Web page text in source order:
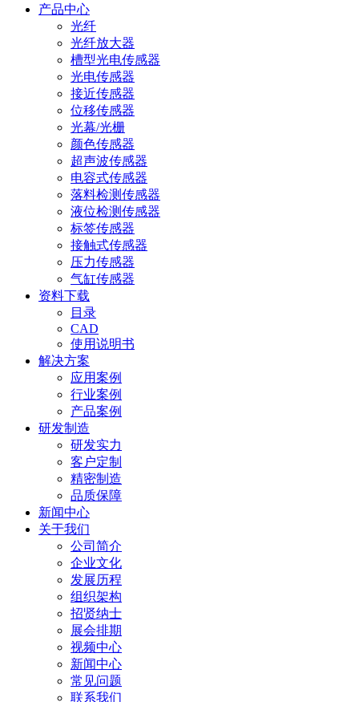
产品中心
光纤
光纤放大器
槽型光电传感器
光电传感器
接近传感器
位移传感器
光幕/光栅
颜色传感器
超声波传感器
电容式传感器
落料检测传感器
液位检测传感器
标签传感器
接触式传感器
压力传感器
气缸传感器
资料下载
目录
CAD
使用说明书
解决方案
应用案例
行业案例
产品案例
研发制造
研发实力
客户定制
精密制造
品质保障
新闻中心
关于我们
公司简介
企业文化
发展历程
组织架构
招贤纳士
展会排期
视频中心
新闻中心
常见问题
联系我们